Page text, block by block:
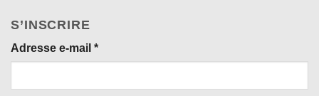
S’INSCRIRE
Adresse e-mail *Obligatoire